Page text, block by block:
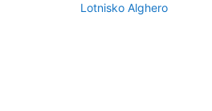
Lotnisko Alghero